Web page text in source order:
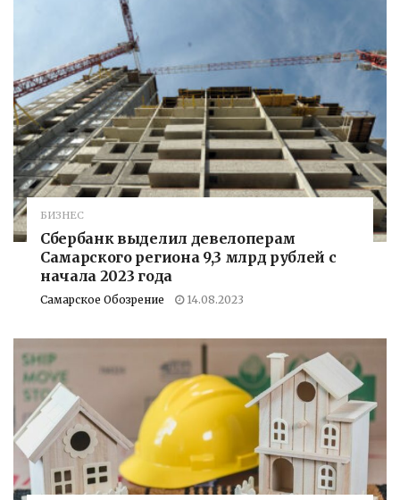
БИЗНЕС
Сбербанк выделил девелоперам
Самарского региона 9,3 млрд рублей с
начала 2023 года
Самарское Обозрение 14.08.2023